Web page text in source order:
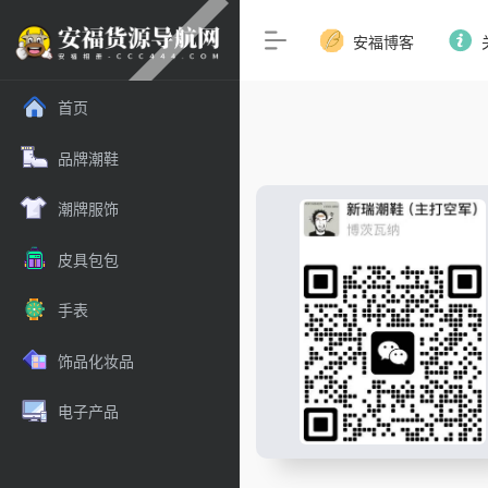
首页
品牌潮鞋
潮牌服饰
皮具包包
手表
饰品化妆品
电子产品
安福博客